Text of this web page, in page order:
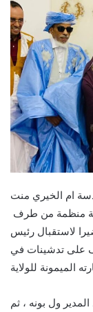
ام الخيري منت
لاستقبال رئيس
على تدشينات في
ول بونه ، ثم